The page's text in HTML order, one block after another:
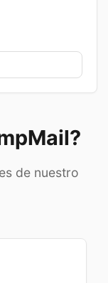
de nuestro